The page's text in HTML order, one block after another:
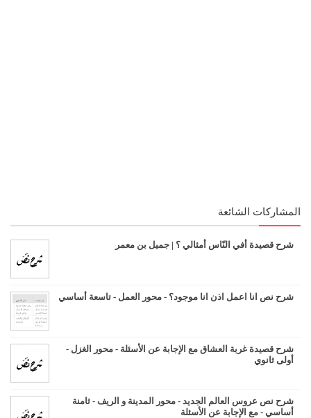
المشاركات الشائعة
شرح قصيدة أفي النّاس أمثالي ؟ | جميل بن معمر
شرح نص انا اعمل اذن انا موجود؟ - محور العمل - تاسعة أساسي
شرح قصيدة غربة العشاق مع الإجابة عن الأسئلة - محور الغزل -
أولى ثانوي
شرح نص عروس العالم الجديد - محور المدينة و الريف - ثامنة
أساسي - مع الإجابة عن الأسئلة